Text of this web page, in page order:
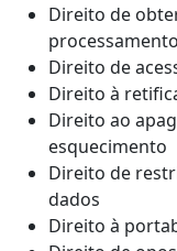
Direito de
Direito de
Direito à
Direito ao
esquecimento
Direito de
dados
Direito à